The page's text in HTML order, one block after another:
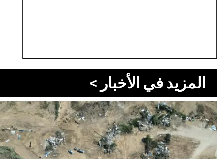
المزيد في الأخبار >